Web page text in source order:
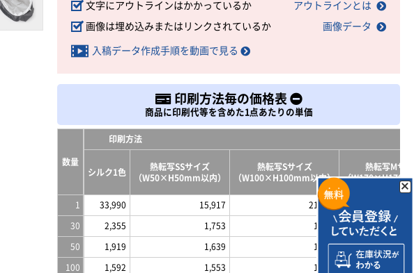
文字にアウトラインはかかっているか アウトラインとは
画像は埋め込みまたはリンクされているか 画像データ
入稿データ作成手順を動画で見る
印刷方法毎の価格表
商品に印刷代等を含めた1点あたりの単価
数量
印刷方法
シルク1色
熱転写SSサイズ
（W50×H50mm以内）
熱転写Sサイズ
（W100×H100mm以内）
熱転写Mサ
（
1 33,990 15,917 21,279
30 2,355 1,753 1,932
50 1,919 1,639 1,790
100 1,592 1,553 1,684